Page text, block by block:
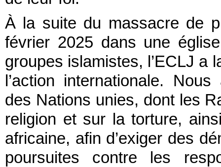
À la suite du massacre de
février 2025 dans une
groupes islamistes, l’ECLJ a
l’action internationale.
des Nations unies, dont les
religion et sur la torture,
africaine, afin d’exiger des
poursuites contre les